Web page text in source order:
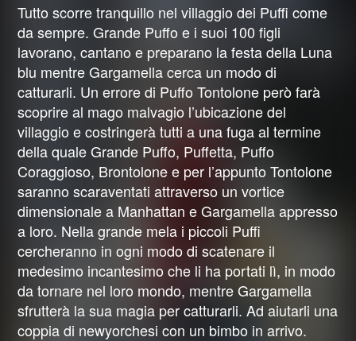
Tutto scorre tranquillo nel villaggio dei Puffi come
da sempre. Grande Puffo e i suoi 100 figli
lavorano, cantano e preparano la festa della Luna
blu mentre Gargamella cerca un modo di
catturarli. Un errore di Puffo Tontolone però farà
scoprire al mago malvagio l’ubicazione del
villaggio e costringerà tutti a una fuga al termine
della quale Grande Puffo, Puffetta, Puffo
Coraggioso, Brontolone e per l’appunto Tontolone
saranno scaraventati attraverso un vortice
dimensionale a Manhattan e Gargamella appresso
a loro. Nella grande mela i piccoli Puffi
cercheranno in ogni modo di scatenare il
medesimo incantesimo che li ha portati lì, in modo
da tornare nel loro mondo, mentre Gargamella
sfrutterà la sua magia per catturarli. Ad aiutarli una
coppia di newyorchesi con un bimbo in arrivo.